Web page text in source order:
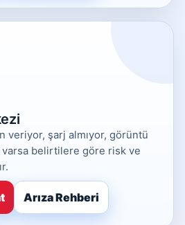
veriyor, şarj almıyor, görüntü
varsa belirtilere göre risk ve
Arıza Rehberi